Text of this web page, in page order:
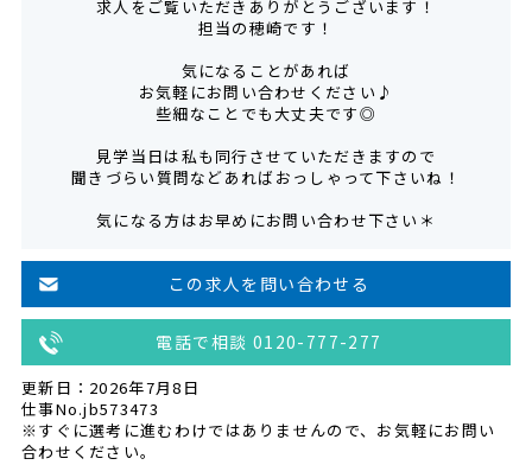
求人をご覧いただきありがとうございます！
担当の穂崎です！
気になることがあれば
お気軽にお問い合わせください♪
些細なことでも大丈夫です◎
見学当日は私も同行させていただきますので
聞きづらい質問などあればおっしゃって下さいね！
気になる方はお早めにお問い合わせ下さい＊
この求人を問い合わせる
電話で相談 0120-777-277
更新日：2026年7月8日
仕事No.jb573473
※すぐに選考に進むわけではありませんので、お気軽にお問い
合わせください。